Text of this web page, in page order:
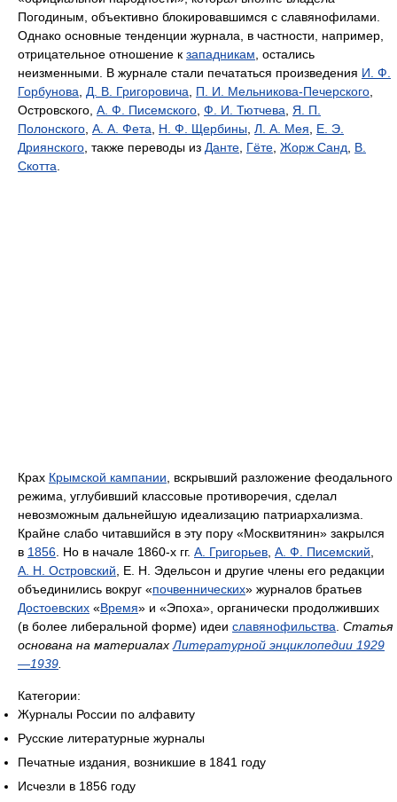
Погодиным, объективно блокировавшимся с славянофилами.
Однако основные тенденции журнала, в частности, например,
отрицательное отношение к западникам , остались
неизменными. В журнале стали печататься произведения И. Ф.
Горбунова
Д. В. Григоровича П. И. Мельникова-Печерского
Островского, А. Ф. Писемского Ф. И. Тютчева
Я. П.
Полонского А. А. Фета Н. Ф. Щербины Л. А. Мея
Е. Э.
Дриянского , также переводы из Данте Гёте Жорж Санд
В.
Скотта
Крах Крымской кампании , вскрывший разложение феодального
режима, углубивший классовые противоречия, сделал
невозможным дальнейшую идеализацию патриархализма.
Крайне слабо читавшийся в эту пору «Москвитянин» закрылся
в 1856 . Но в начале 1860-х гг. А. Григорьев А. Ф. Писемский
А. Н. Островский , Е. Н. Эдельсон и другие члены его редакции
объединились вокруг «почвеннических» журналов братьев
Достоевских «Время» и «Эпоха», органически продолживших
(в более либеральной форме) идеи славянофильства Статья
основана на материалах Литературной энциклопедии 1929
—1939
Категории:
Журналы России по алфавиту
Русские литературные журналы
Печатные издания, возникшие в 1841 году
Исчезли в 1856 году